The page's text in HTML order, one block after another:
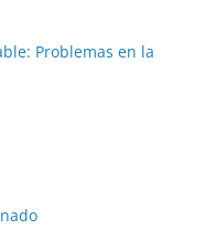
Problemas en la